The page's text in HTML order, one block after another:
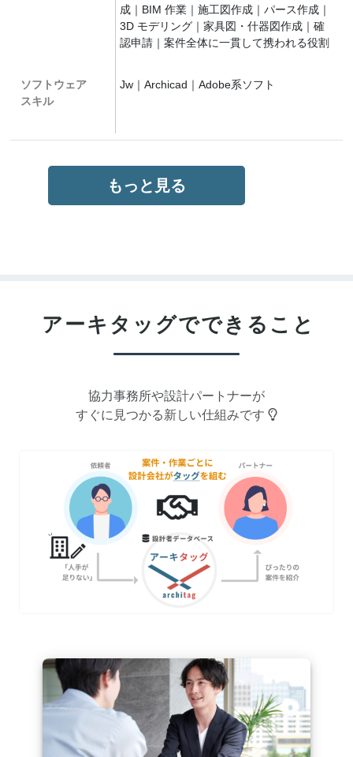
成｜BIM 作業｜施工図作成｜パース作成｜
3D モデリング｜家具図・什器図作成｜確
認申請｜案件全体に一貫して携われる役割
ソフトウェア
スキル
Jw｜Archicad｜Adobe系ソフト
もっと見る
アーキタッグでできること
協力事務所や設計パートナーが
すぐに見つかる新しい仕組みです